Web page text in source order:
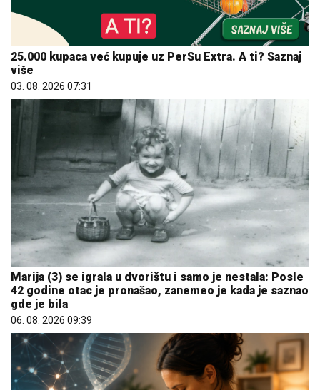
25.000 kupaca već kupuje uz PerSu Extra. A ti? Saznaj
više
03. 08. 2026 07:31
Marija (3) se igrala u dvorištu i samo je nestala: Posle
42 godine otac je pronašao, zanemeo je kada je saznao
gde je bila
06. 08. 2026 09:39